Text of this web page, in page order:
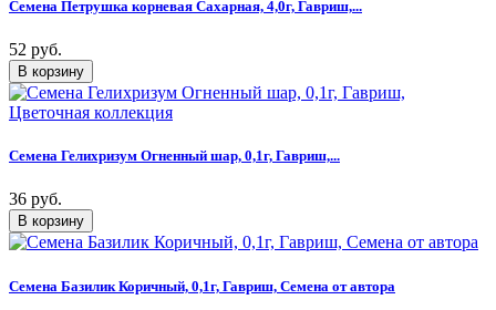
Семена Петрушка корневая Сахарная, 4,0г, Гавриш,...
52 руб.
Семена Гелихризум Огненный шар, 0,1г, Гавриш,...
36 руб.
Семена Базилик Коричный, 0,1г, Гавриш, Семена от автора